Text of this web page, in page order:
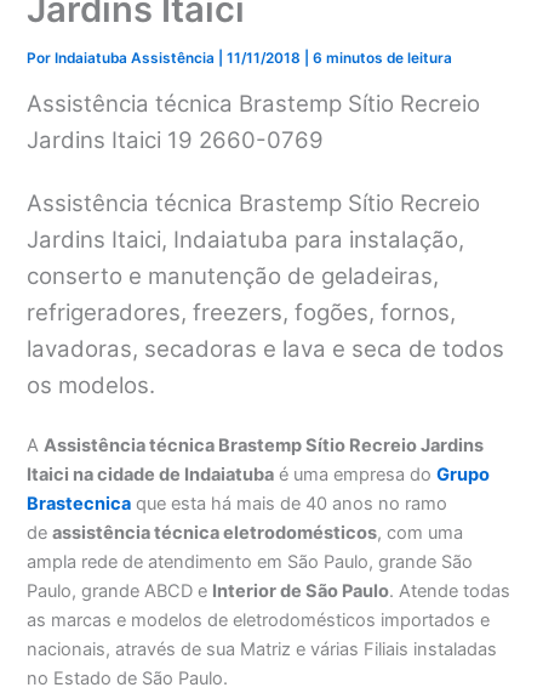
Jardins Itaici
Por Indaiatuba Assistência |11/11/2018 |6 minutos de leitura
Assistência técnica Brastemp Sítio Recreio
Jardins Itaici 19 2660-0769
Assistência técnica Brastemp Sítio Recreio
Jardins Itaici, Indaiatuba para instalação,
conserto e manutenção de geladeiras,
refrigeradores, freezers, fogões, fornos,
lavadoras, secadoras e lava e seca de todos
os modelos.
AAssistência técnica Brastemp Sítio Recreio Jardins
Itaici na cidade de Indaiatuba é uma empresa doGrupo
Brastecnica que esta há mais de 40 anos no ramo
deassistência técnica eletrodomésticos, com uma
ampla rede de atendimento em São Paulo, grande São
Paulo, grande ABCD e Interior de São Paulo. Atende todas
as marcas e modelos de eletrodomésticos importados e
nacionais, através de sua Matriz e várias Filiais instaladas
no Estado de São Paulo.